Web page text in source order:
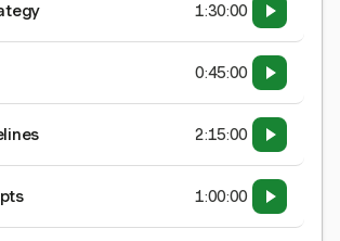
1:30:00
0:45:00
2:15:00
1:00:00